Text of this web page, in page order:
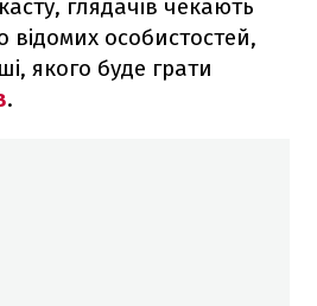
глядачів чекають
відомих особистостей,
якого буде грати
.